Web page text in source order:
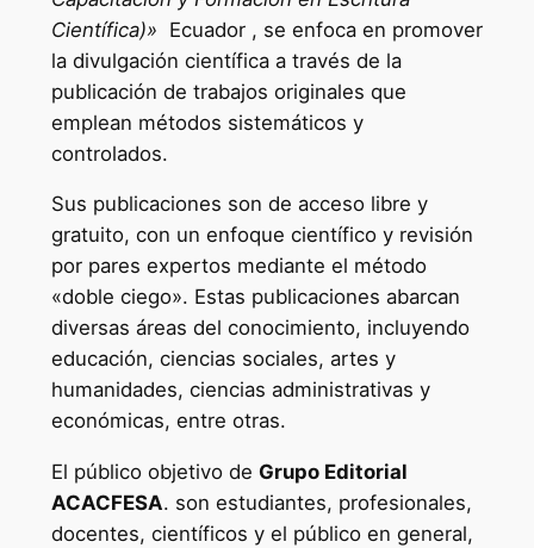
Científica)» Ecuador , se enfoca en promover
la divulgación científica a través de la
publicación de trabajos originales que
emplean métodos sistemáticos y
controlados.
Sus publicaciones son de acceso libre y
gratuito, con un enfoque científico y revisión
por pares expertos mediante el método
«doble ciego». Estas publicaciones abarcan
diversas áreas del conocimiento, incluyendo
educación, ciencias sociales, artes y
humanidades, ciencias administrativas y
económicas, entre otras.
El público objetivo de Grupo Editorial
ACACFESA. son estudiantes, profesionales,
docentes, científicos y el público en general,